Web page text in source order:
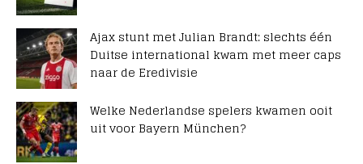
Ajax stunt met Julian Brandt: slechts één
Duitse international kwam met meer caps
naar de Eredivisie
Welke Nederlandse spelers kwamen ooit
uit voor Bayern München?